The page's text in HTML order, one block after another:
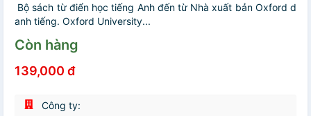
Bộ sách từ điển học tiếng Anh đến từ Nhà xuất bản Oxford d
anh tiếng. Oxford University...
Còn hàng
139,000 đ
Công ty: